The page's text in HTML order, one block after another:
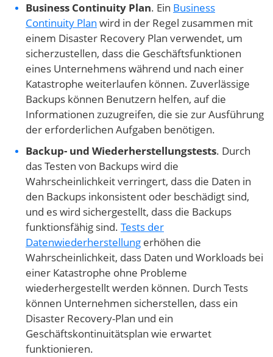
Business Continuity Plan. Ein Business
Continuity Plan wird in der Regel zusammen mit
einem Disaster Recovery Plan verwendet, um
sicherzustellen, dass die Geschäftsfunktionen
eines Unternehmens während und nach einer
Katastrophe weiterlaufen können. Zuverlässige
Backups können Benutzern helfen, auf die
Informationen zuzugreifen, die sie zur Ausführung
der erforderlichen Aufgaben benötigen.
Backup- und Wiederherstellungstests. Durch
das Testen von Backups wird die
Wahrscheinlichkeit verringert, dass die Daten in
den Backups inkonsistent oder beschädigt sind,
und es wird sichergestellt, dass die Backups
funktionsfähig sind. Tests der
Datenwiederherstellung erhöhen die
Wahrscheinlichkeit, dass Daten und Workloads bei
einer Katastrophe ohne Probleme
wiederhergestellt werden können. Durch Tests
können Unternehmen sicherstellen, dass ein
Disaster Recovery-Plan und ein
Geschäftskontinuitätsplan wie erwartet
funktionieren.